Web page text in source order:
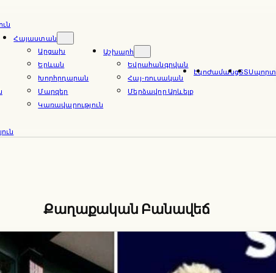
Հայաստան
Արցախ
Երևան
Խորհրդարան
Մարզեր
Կառավարություն
Աշխարհ
Եվրահանգրվան
Հայ-ռուսական
Մերձավոր Արևելք
ԷկոԺամանցՏՏՍպորտ
Քաղաքական Բանավեճ